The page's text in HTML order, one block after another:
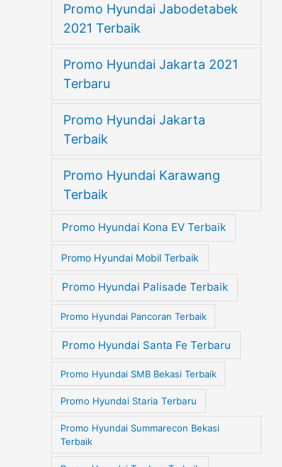
Promo Hyundai Jabodetabek
2021 Terbaik
Promo Hyundai Jakarta 2021
Terbaru
Promo Hyundai Jakarta
Terbaik
Promo Hyundai Karawang
Terbaik
Promo Hyundai Kona EV Terbaik
Promo Hyundai Mobil Terbaik
Promo Hyundai Palisade Terbaik
Promo Hyundai Pancoran Terbaik
Promo Hyundai Santa Fe Terbaru
Promo Hyundai SMB Bekasi Terbaik
Promo Hyundai Staria Terbaru
Promo Hyundai Summarecon Bekasi
Terbaik